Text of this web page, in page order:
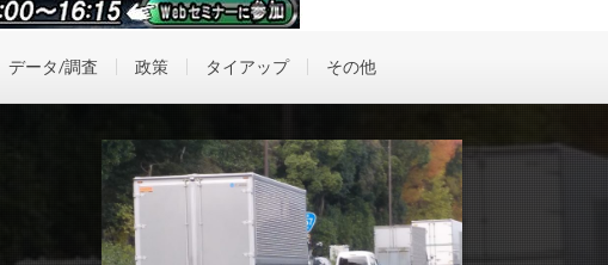
データ/調査 政策 タイアップ その他